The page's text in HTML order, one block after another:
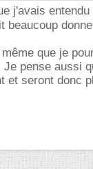
j'avais
beaucoup
que je
Je pense aussi
et seront donc